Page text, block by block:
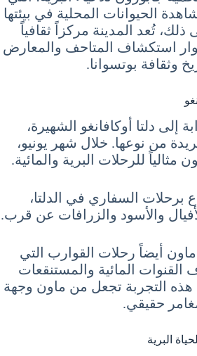
الحيوانات المحلية في بيئتها
ذلك، تُعد المدينة مركزاً ثقافياً
استكشاف المتاحف والمعارض
وثقافة بوتسوانا.
إلى دلتا أوكافانغو الشهيرة،
من نوعها. خلال شهر يونيو،
للرحلات البرية والمائية.
برحلات السفاري في الدلتا،
والأسود والزرافات عن قرب.
أيضاً رحلات القوارب التي
القنوات المائية والمستنقعات
هذه التجربة تجعل من ماون وجهة
حقيقي.
البرية